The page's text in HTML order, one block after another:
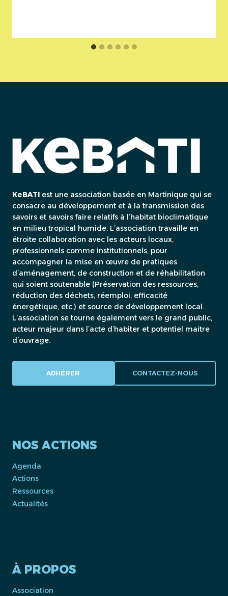
KeBATI est une association basée en Martinique qui se
consacre au développement et à la transmission des
savoirs et savoirs faire relatifs à l’habitat bioclimatique
en milieu tropical humide. L’association travaille en
étroite collaboration avec les acteurs locaux,
professionnels comme institutionnels, pour
accompagner la mise en œuvre de pratiques
d’aménagement, de construction et de réhabilitation
qui soient soutenable (Préservation des ressources,
réduction des déchets, réemploi, efficacité
énergétique, etc.) et source de développement local.
L’association se tourne également vers le grand public,
acteur majeur dans l’acte d’habiter et potentiel maitre
d’ouvrage.
ADHÉRER CONTACTEZ-NOUS
NOS ACTIONS
Agenda
Actions
Ressources
Actualités
À PROPOS
Association